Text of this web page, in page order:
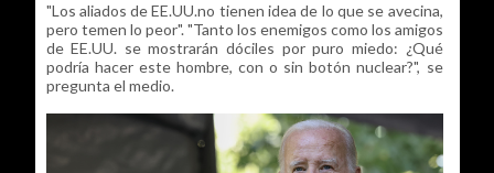
"Los aliados de EE.UU.no tienen idea de lo que se avecina,
pero temen lo peor". "Tanto los enemigos como los amigos
de EE.UU. se mostrarán dóciles por puro miedo: ¿Qué
podría hacer este hombre, con o sin botón nuclear?", se
pregunta el medio.